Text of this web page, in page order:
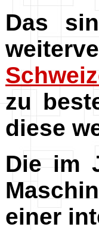
Das
zu
diese
Die im
einer